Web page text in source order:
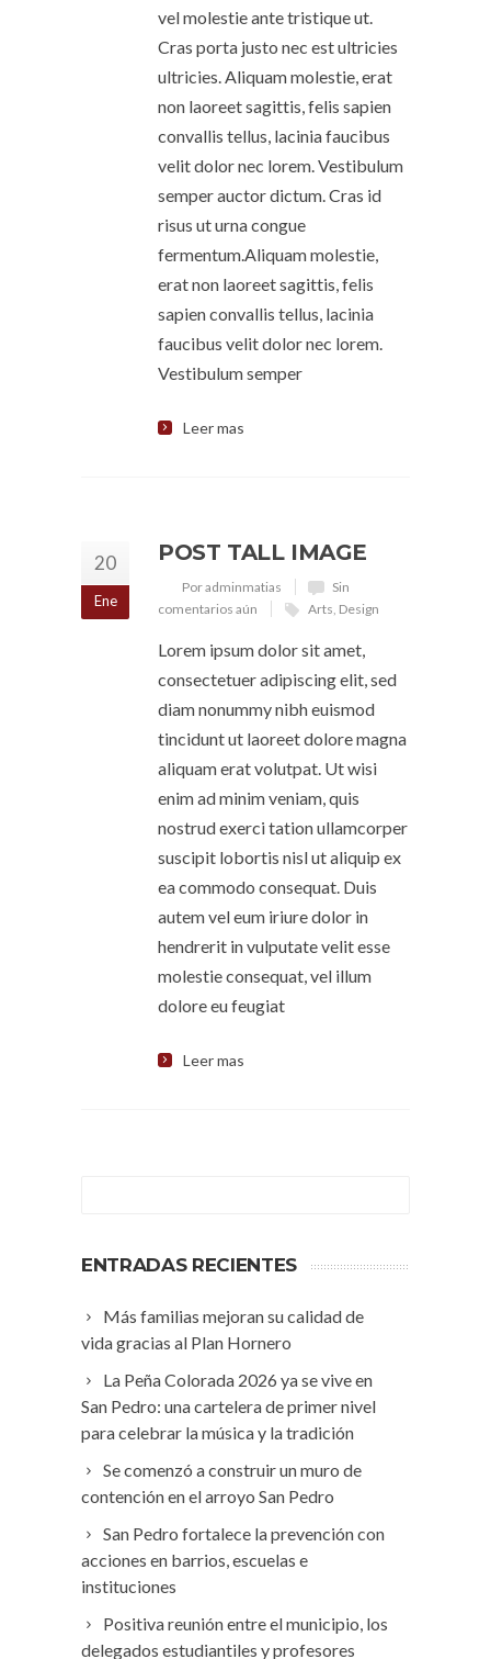
vel molestie ante tristique ut.
Cras porta justo nec est ultricies
ultricies. Aliquam molestie, erat
non laoreet sagittis, felis sapien
convallis tellus, lacinia faucibus
velit dolor nec lorem. Vestibulum
semper auctor dictum. Cras id
risus ut urna congue
fermentum.Aliquam molestie,
erat non laoreet sagittis, felis
sapien convallis tellus, lacinia
faucibus velit dolor nec lorem.
Vestibulum semper
Leer mas
20
Ene
POST TALL IMAGE
Por adminmatias
Sin
comentarios aún
Arts, Design
Lorem ipsum dolor sit amet,
consectetuer adipiscing elit, sed
diam nonummy nibh euismod
tincidunt ut laoreet dolore magna
aliquam erat volutpat. Ut wisi
enim ad minim veniam, quis
nostrud exerci tation ullamcorper
suscipit lobortis nisl ut aliquip ex
ea commodo consequat. Duis
autem vel eum iriure dolor in
hendrerit in vulputate velit esse
molestie consequat, vel illum
dolore eu feugiat
Leer mas
ENTRADAS RECIENTES
Más familias mejoran su calidad de
vida gracias al Plan Hornero
La Peña Colorada 2026 ya se vive en
San Pedro: una cartelera de primer nivel
para celebrar la música y la tradición
Se comenzó a construir un muro de
contención en el arroyo San Pedro
San Pedro fortalece la prevención con
acciones en barrios, escuelas e
instituciones
Positiva reunión entre el municipio, los
delegados estudiantiles y profesores